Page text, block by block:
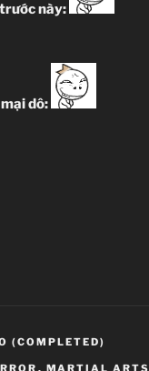
này:
dô:
(COMPLETED)